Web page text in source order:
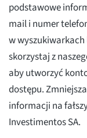
podstawowe
mail i numer
w wyszukiwarkach
skorzystaj z
aby utworzyć
dostępu.
informacji na
Investimentos SA.